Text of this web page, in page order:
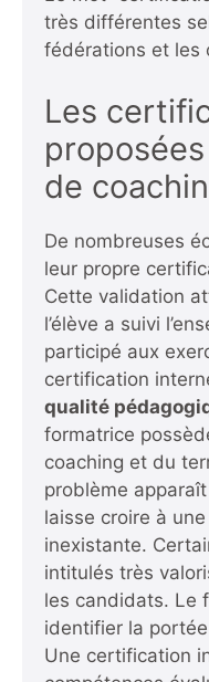
très différentes
fédérations et les
Les
de
De nombreuses
leur propre
Cette validation
l’élève a suivi
participé aux
certification
qualité
formatrice
coaching et du
problème
laisse croire à
inexistante.
intitulés très
les candidats. Le
identifier la
Une certification